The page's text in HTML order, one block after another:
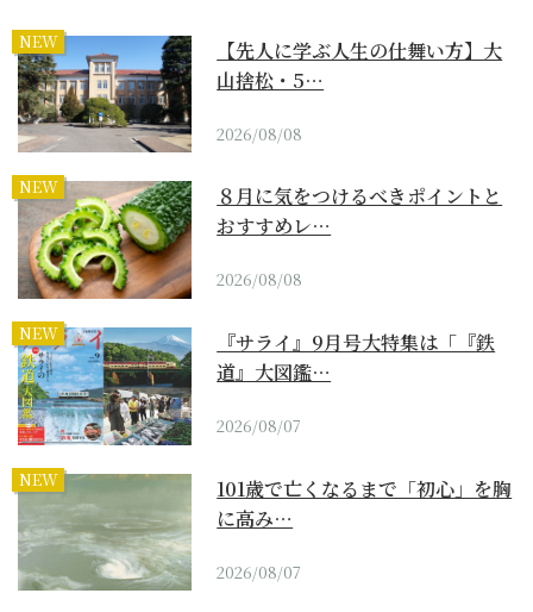
NEW
【先人に学ぶ人生の仕舞い方】大
山捨松・5…
2026/08/08
NEW
８月に気をつけるべきポイントと
おすすめレ…
2026/08/08
NEW
『サライ』9月号大特集は「『鉄
道』大図鑑…
2026/08/07
NEW
101歳で亡くなるまで「初心」を胸
に高み…
2026/08/07